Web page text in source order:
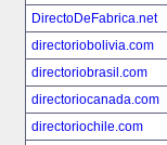
DirectoDeFabrica.net
directoriobolivia.com
directoriobrasil.com
directoriocanada.com
directoriochile.com